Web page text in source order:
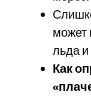
может
льда и
Как